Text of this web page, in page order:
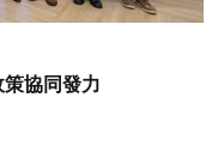
協同發力